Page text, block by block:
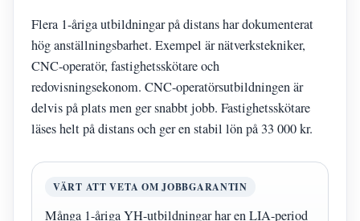
Flera 1-åriga utbildningar på distans har dokumenterat
hög anställningsbarhet. Exempel är nätverkstekniker,
CNC-operatör, fastighetsskötare och
redovisningsekonom. CNC-operatörsutbildningen är
delvis på plats men ger snabbt jobb. Fastighetsskötare
läses helt på distans och ger en stabil lön på 33 000 kr.
VÄRT ATT VETA OM JOBBGARANTIN
Många 1-åriga YH-utbildningar har en LIA-period